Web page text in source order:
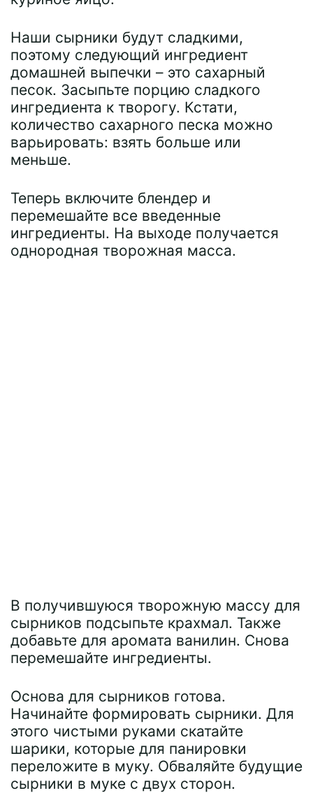
Наши сырники будут сладкими,
поэтому следующий ингредиент
домашней выпечки – это сахарный
песок. Засыпьте порцию сладкого
ингредиента к творогу. Кстати,
количество сахарного песка можно
варьировать: взять больше или
меньше.
Теперь включите блендер и
перемешайте все введенные
ингредиенты. На выходе получается
однородная творожная масса.
В получившуюся творожную массу для
сырников подсыпьте крахмал. Также
добавьте для аромата ванилин. Снова
перемешайте ингредиенты.
Основа для сырников готова.
Начинайте формировать сырники. Для
этого чистыми руками скатайте
шарики, которые для панировки
переложите в муку. Обваляйте будущие
сырники в муке с двух сторон.